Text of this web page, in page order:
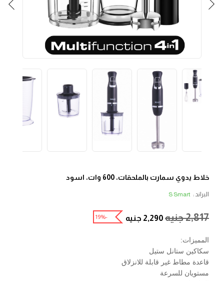
خلاط يدوي سمارت بالملحقات، 600 وات، اسود
البراند : S Smart
2,817جنيه 2,290 جنيه -19%
المميزات:
سكاكين ستانل ستيل
قاعدة مطاط غير قابلة للانزلاق
مستويان للسرعة